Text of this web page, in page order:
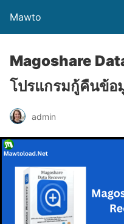
Mawto
Magoshare
โปรแกรมกู้คืนข้อ
admin